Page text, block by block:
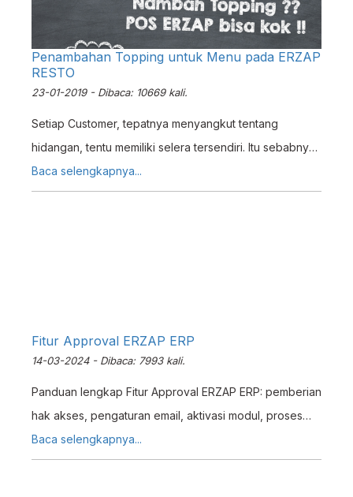
Penambahan Topping untuk Menu pada ERZAP
RESTO
23-01-2019 - Dibaca: 10669 kali.
Setiap Customer, tepatnya menyangkut tentang
hidangan, tentu memiliki selera tersendiri. Itu sebabnya
beberapa Restoran menyediakan Hidangan dengan
pilihan mempersonalisasi hidangan tersebut sesuai
Baca selengkapnya...
Fitur Approval ERZAP ERP
14-03-2024 - Dibaca: 7993 kali.
Panduan lengkap Fitur Approval ERZAP ERP: pemberian
hak akses, pengaturan email, aktivasi modul, proses
persetujuan, dan notifikasi approval.
Baca selengkapnya...